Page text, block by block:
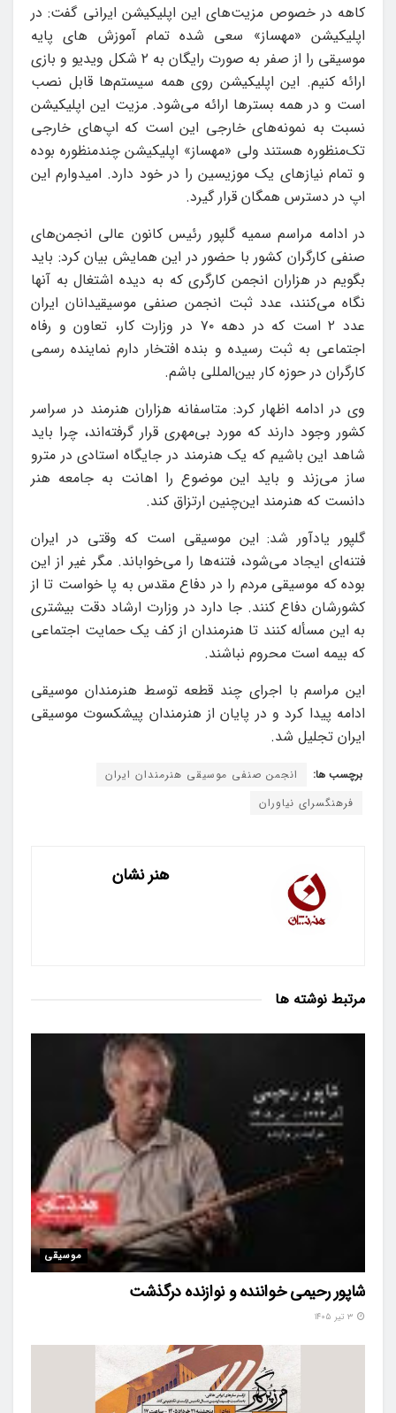
کاهه در خصوص مزیت‌های این اپلیکیشن ایرانی گفت: در
اپلیکیشن «مهساز» سعی شده تمام آموزش های پایه
موسیقی را از صفر به صورت رایگان به ۲ شکل ویدیو و بازی
ارائه کنیم. این اپلیکیشن روی همه سیستم‌ها قابل نصب
است و در همه بسترها ارائه می‌شود. مزیت این اپلیکیشن
نسبت به نمونه‌های خارجی این است که اپ‌های خارجی
تک‌منظوره هستند ولی «مهساز» اپلیکیشن چندمنظوره بوده
و تمام نیازهای یک موزیسین را در خود دارد. امیدوارم این
اپ در دسترس همگان قرار گیرد.
در ادامه مراسم سمیه گلپور رئیس کانون عالی انجمن‌های
صنفی کارگران کشور با حضور در این همایش بیان کرد: باید
بگویم در هزاران انجمن کارگری که به دیده اشتغال به آنها
نگاه می‌کنند، عدد ثبت انجمن صنفی موسیقیدانان ایران
عدد ۲ است که در دهه ۷۰ در وزارت کار، تعاون و رفاه
اجتماعی به ثبت رسیده و بنده افتخار دارم نماینده رسمی
کارگران در حوزه کار بین‌المللی باشم.
وی در ادامه اظهار کرد: متاسفانه هزاران هنرمند در سراسر
کشور وجود دارند که مورد بی‌مهری قرار گرفته‌اند، چرا باید
شاهد این باشیم که یک هنرمند در جایگاه استادی در مترو
ساز می‌زند و باید این موضوع را اهانت به جامعه هنر
دانست که هنرمند این‌چنین ارتزاق کند.
گلپور یادآور شد: این موسیقی است که وقتی در ایران
فتنه‌ای ایجاد می‌شود، فتنه‌ها را می‌خواباند. مگر غیر از این
بوده که موسیقی مردم را در دفاع مقدس به پا خواست تا از
کشورشان دفاع کنند. جا دارد در وزارت ارشاد دقت بیشتری
به این مسأله کنند تا هنرمندان از کف یک حمایت اجتماعی
که بیمه است محروم نباشند.
این مراسم با اجرای چند قطعه توسط هنرمندان موسیقی
ادامه پیدا کرد و در پایان از هنرمندان پیشکسوت موسیقی
ایران تجلیل شد.
برچسب ها:
انجمن صنفی موسیقی هنرمندان ایران
فرهنگسرای نیاوران
هنر نشان
مرتبط نوشته ها
موسیقی
شاپور رحیمی خواننده و نوازنده درگذشت